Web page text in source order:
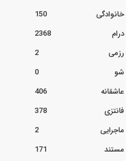
خانوادگی
150
درام
2368
رزمی
2
شو
0
عاشقانه
406
فانتزی
378
ماجرایی
2
مستند 171